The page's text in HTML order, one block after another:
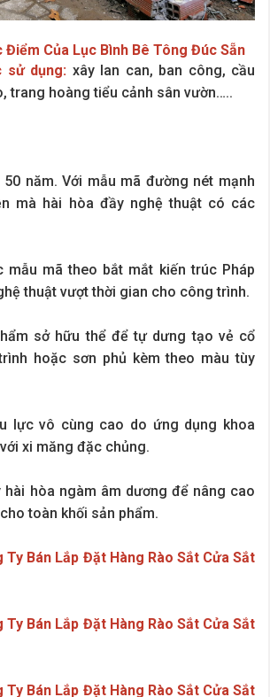
Điểm Của Lục Bình Bê Tông Đúc Sẵn
sử dụng: xây lan can, ban công, cầu
trang hoàng tiểu cảnh sân vườn…..
năm. Với mẫu mã đường nét mạnh
mà hài hòa đầy nghệ thuật có các
mẫu mã theo bắt mắt kiến trúc Pháp
thuật vượt thời gian cho công trình.
sở hữu thể để tự dưng tạo vẻ cổ
hoặc sơn phủ kèm theo màu tùy
lực vô cùng cao do ứng dụng khoa
xi măng đặc chủng.
hài hòa ngàm âm dương để nâng cao
toàn khối sản phẩm.
Ty Bán Lắp Đặt Hàng Rào Sắt Cửa Sắt
Ty Bán Lắp Đặt Hàng Rào Sắt Cửa Sắt
Ty Bán Lắp Đặt Hàng Rào Sắt Cửa Sắt